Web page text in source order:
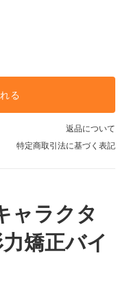
る
返品について
特定商取引法に基づく表記
ャラクタ
矯正バイ